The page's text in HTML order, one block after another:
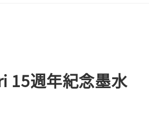
15週年紀念墨水